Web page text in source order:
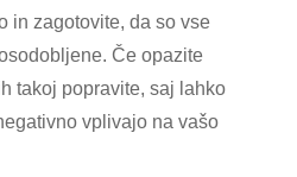
in zagotovite, da so vse
Če opazite
takoj popravite, saj lahko
vplivajo na vašo